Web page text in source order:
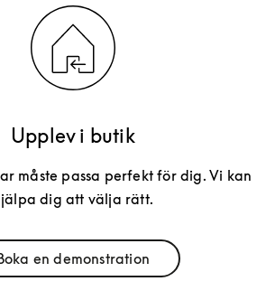
Upplev i butik
måste passa perfekt för dig. Vi kan
dig att välja rätt.
en demonstration
Link Opens in New Tab